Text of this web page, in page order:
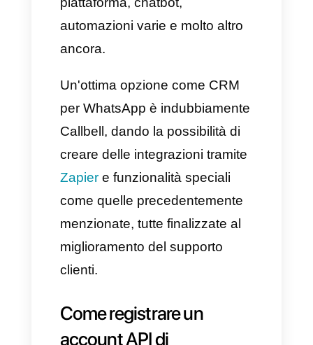
anche delle funzionalità
gestire meglio le interazioni con
tutti i tuoi clienti.
Riepilogo delle funzionalità di
WhatsApp Business.
Possibilità di creare un profilo
aziendale, inserendo
web ufficiali e sede aziendale.